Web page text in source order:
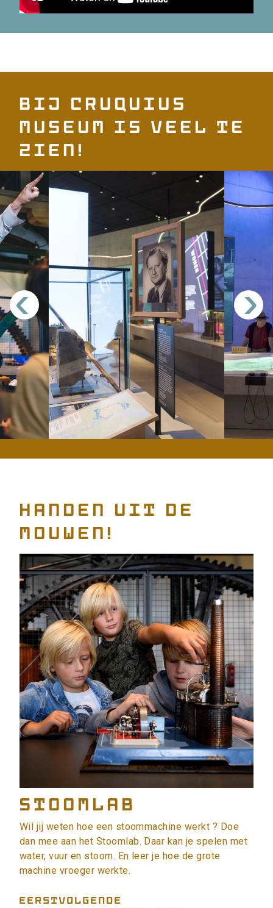
Bij Cruquius
Museum is veel te
zien!
< >
Handen uit de
mouwen!
Stoomlab
Wil jij weten hoe een stoommachine werkt ? Doe
dan mee aan het Stoomlab. Daar kan je spelen met
water, vuur en stoom. En leer je hoe de grote
machine vroeger werkte.
EERSTVOLGENDE